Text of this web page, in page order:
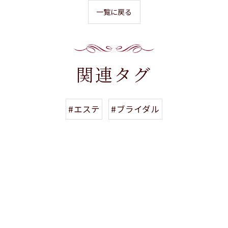
一覧に戻る
関連タグ
#エステ #ブライダル